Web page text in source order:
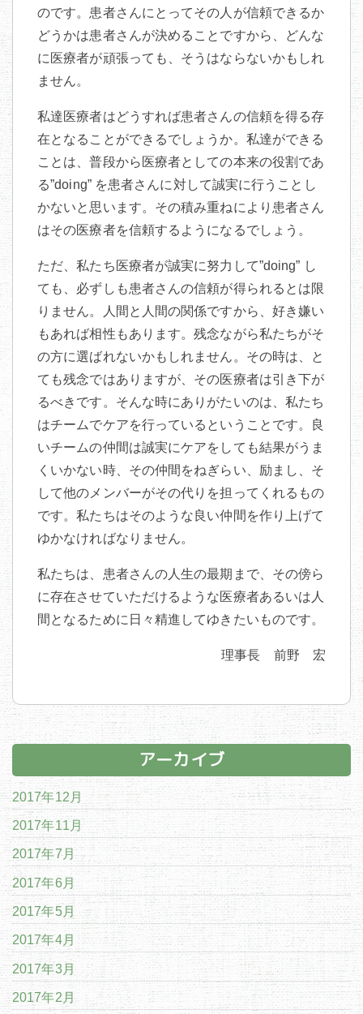
のです。患者さんにとってその人が信頼できるか
どうかは患者さんが決めることですから、どんな
に医療者が頑張っても、そうはならないかもしれ
ません。
私達医療者はどうすれば患者さんの信頼を得る存
在となることができるでしょうか。私達ができる
ことは、普段から医療者としての本来の役割であ
る”doing” を患者さんに対して誠実に行うことし
かないと思います。その積み重ねにより患者さん
はその医療者を信頼するようになるでしょう。
ただ、私たち医療者が誠実に努力して”doing” し
ても、必ずしも患者さんの信頼が得られるとは限
りません。人間と人間の関係ですから、好き嫌い
もあれば相性もあります。残念ながら私たちがそ
の方に選ばれないかもしれません。その時は、と
ても残念ではありますが、その医療者は引き下が
るべきです。そんな時にありがたいのは、私たち
はチームでケアを行っているということです。良
いチームの仲間は誠実にケアをしても結果がうま
くいかない時、その仲間をねぎらい、励まし、そ
して他のメンバーがその代りを担ってくれるもの
です。私たちはそのような良い仲間を作り上げて
ゆかなければなりません。
私たちは、患者さんの人生の最期まで、その傍ら
に存在させていただけるような医療者あるいは人
間となるために日々精進してゆきたいものです。
理事長 前野 宏
アーカイブ
2017年12月
2017年11月
2017年7月
2017年6月
2017年5月
2017年4月
2017年3月
2017年2月